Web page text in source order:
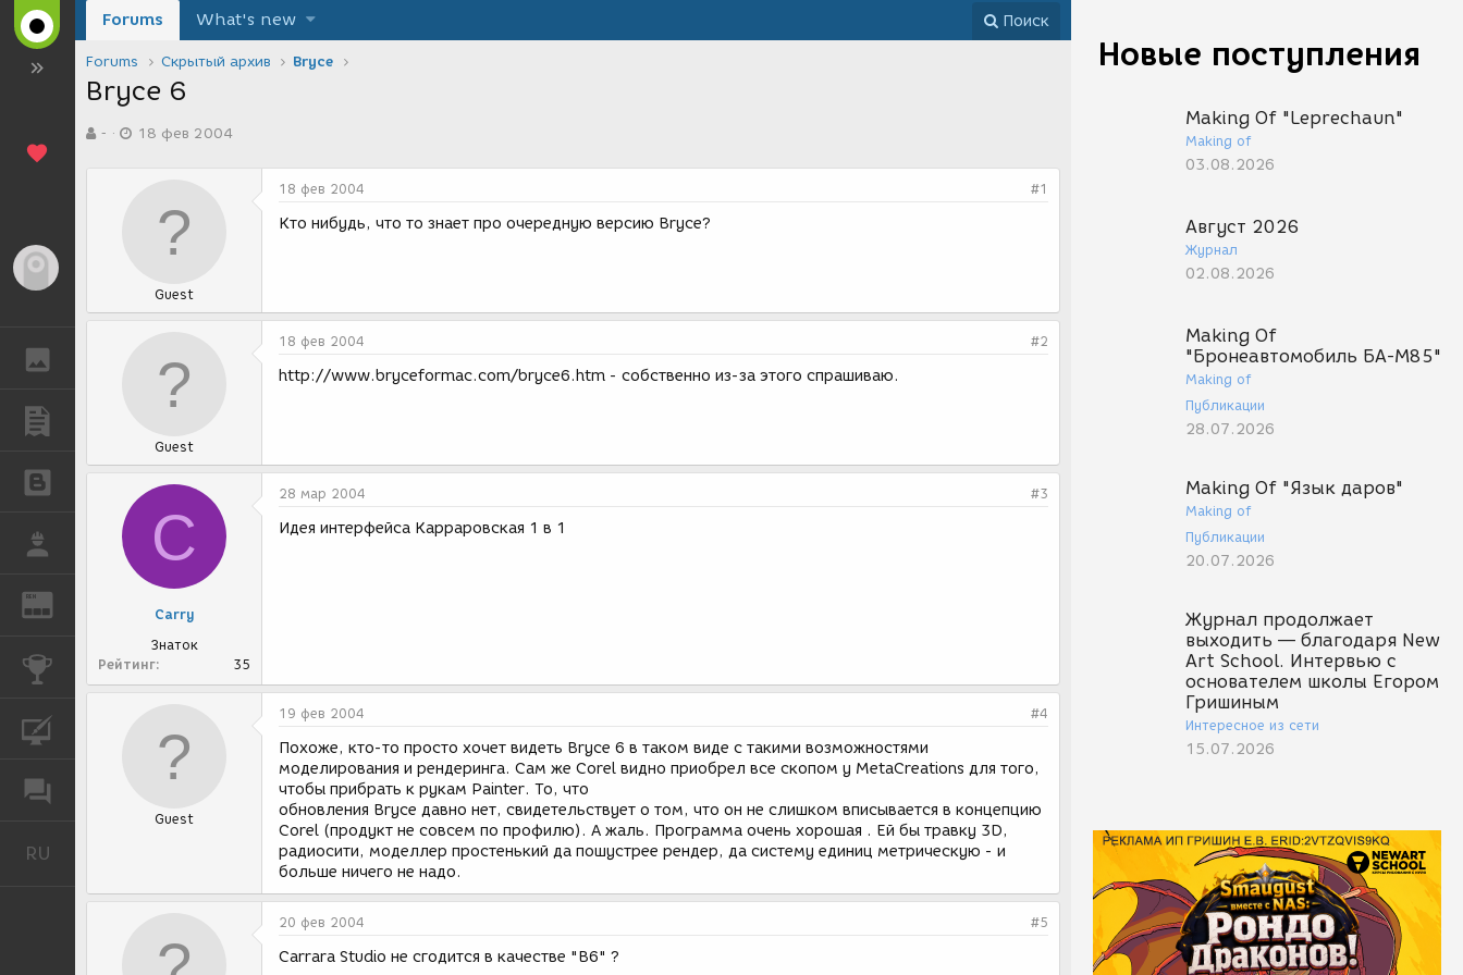
РАБОТА
REN
КОНКУРСЫ
RU
Новые поступления
Making Of "Leprechaun"
Making of
03.08.2026
Август 2026
Журнал
02.08.2026
Making Of
"Бронеавтомобиль БА-М85"
Making of
Публикации
28.07.2026
Making Of "Язык даров"
Making of
Публикации
20.07.2026
Журнал продолжает
выходить — благодаря New
Art School. Интервью с
основателем школы Егором
Гришиным
Интересное из сети
15.07.2026
Forums What's new Поиск
Forums Скрытый архив Bryce
Bryce 6
в-
а
и
18 фев 2004
Guest
18 фев 2004 #1
Кто нибудь, что то знает про очередную версию Bryce?
Guest
18 фев 2004 #2
http://www.bryceformac.com/bryce6.htm - собственно из-за этого спрашиваю.
C
Carry
Знаток
Рейтинг
35
28 мар 2004 #3
Идея интерфейса Карраровская 1 в 1
Guest
19 фев 2004 #4
Похоже, кто-то просто хочет видеть Bryce 6 в таком виде с такими возможностями
моделирования и рендеринга. Сам же Corel видно приобрел все скопом у MetaCreations для того,
чтобы прибрать к рукам Painter. То, что
обновления Bryce давно нет, свидетельствует о том, что он не слишком вписывается в концепцию
Corel (продукт не совсем по профилю). А жаль. Программа очень хорошая . Ей бы травку 3D,
радиосити, моделлер простенький да пошустрее рендер, да систему единиц метрическую - и
больше ничего не надо.
20 фев 2004 #5
Carrara Studio не сгодится в качестве "B6" ?